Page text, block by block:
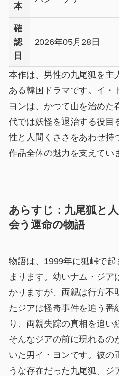
本
確
認
日
2026年05月28日
本作は、男性の九尾狐を主
ある韓国ドラマです。イ・
ヨンは、かつて山を治めた
代では妖怪を退治する役目
性と人間くささをあわせ持
作品全体の魅力を支えてい
あらすじ：九尾狐と
会う運命の物語
物語は、1999年に狐峠で
まります。幼いナム・ジア
かりますが、両親は行方不
たジアは怪奇事件を追う番
り、両親失踪の真相を追い
そんなジアの前に現れるの
いた男イ・ヨンです。彼の
うな存在だった九尾狐。ジ